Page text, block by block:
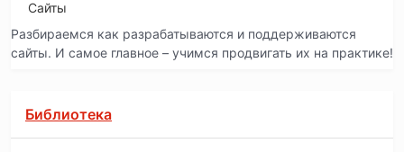
Сайты
Разбираемся как разрабатываются и поддерживаются
сайты. И самое главное – учимся продвигать их на практике!
Библиотека